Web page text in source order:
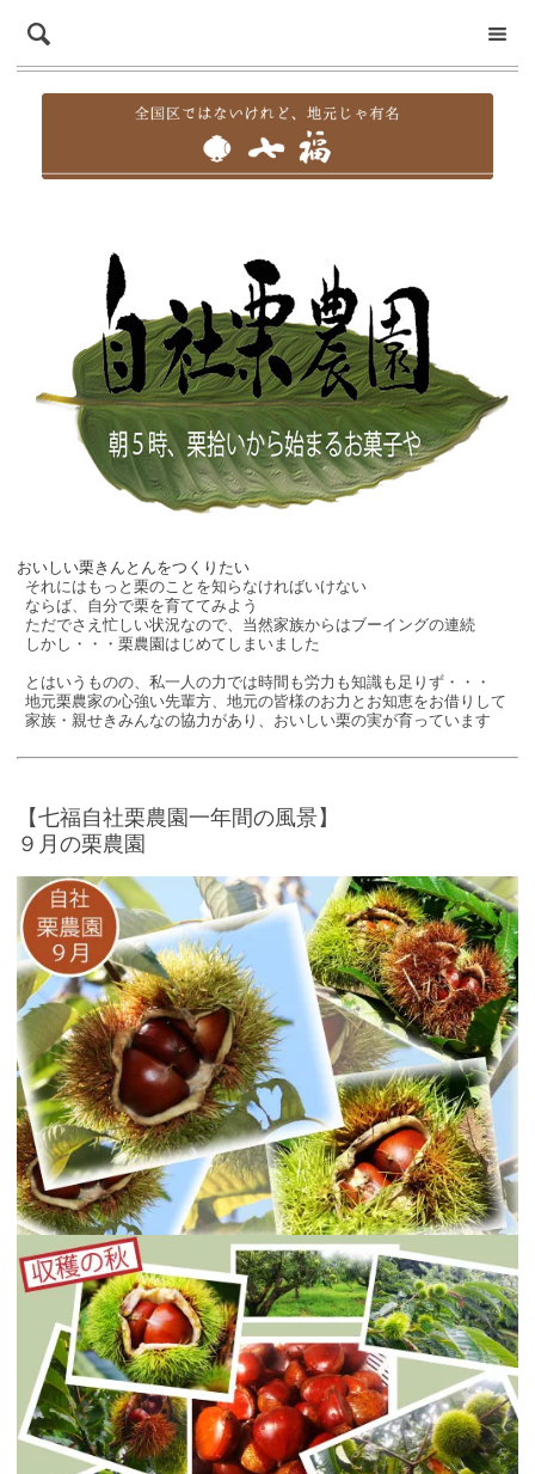
おいしい栗きんとんをつくりたい
それにはもっと栗のことを知らなければいけない
ならば、自分で栗を育ててみよう
ただでさえ忙しい状況なので、当然家族からはブーイングの連続
しかし・・・栗農園はじめてしまいました
とはいうものの、私一人の力では時間も労力も知識も足りず・・・
地元栗農家の心強い先輩方、地元の皆様のお力とお知恵をお借りして
家族・親せきみんなの協力があり、おいしい栗の実が育っています
【七福自社栗農園一年間の風景】
９月の栗農園